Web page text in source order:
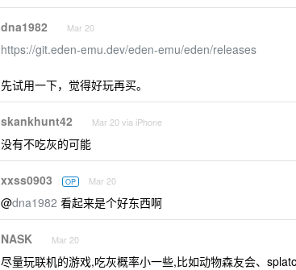
dna1982 Mar 20
https://git.eden-emu.dev/eden-emu/eden/releases
先试用一下，觉得好玩再买。
skankhunt42 Mar 20 via iPhone
没有不吃灰的可能
xxss0903 OP Mar 20
@dna1982 看起来是个好东西啊
NASK Mar 20
尽量玩联机的游戏,吃灰概率小一些,比如动物森友会、